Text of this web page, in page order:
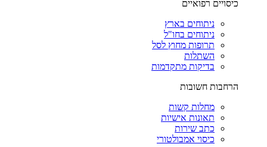
כיסויים רפואיים
ניתוחים בארץ
ניתוחים בחו"ל
תרופות מחוץ לסל
השתלות
בדיקות מתקדמות
הרחבות חשובות
מחלות קשות
תאונות אישיות
כתב שירות
כיסוי אמבולטורי